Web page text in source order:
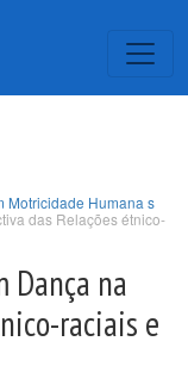
Motricidade Humana s
das Relações étnico-
Dança na
raciais e